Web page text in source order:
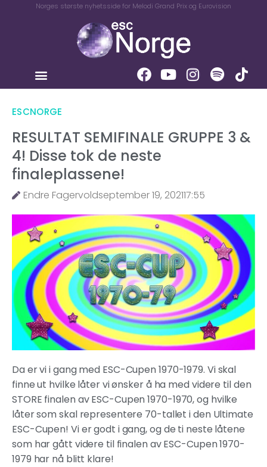
Norges største nyhetsside for Melodi Grand Prix og Eurovision
ESCNORGE
RESULTAT SEMIFINALE GRUPPE 3 &
4! Disse tok de neste
finaleplassene!
Endre Fagervoldseptember 19, 202117:55
Da er vi i gang med ESC-Cupen 1970-1979. Vi skal
finne ut hvilke låter vi ønsker å ha med videre til den
STORE finalen av ESC-Cupen 1970-1970, og hvilke
låter som skal representere 70-tallet i den Ultimate
ESC-Cupen! Vi er godt i gang, og de ti neste låtene
som har gått videre til finalen av ESC-Cupen 1970-
1979 har nå blitt klare!